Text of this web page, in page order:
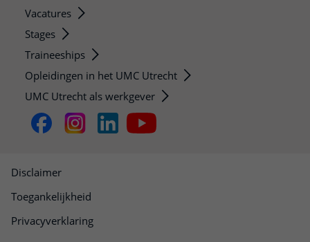
Vacatures
Stages
Traineeships
Opleidingen in het UMC Utrecht
UMC Utrecht als werkgever
Disclaimer
Toegankelijkheid
Privacyverklaring